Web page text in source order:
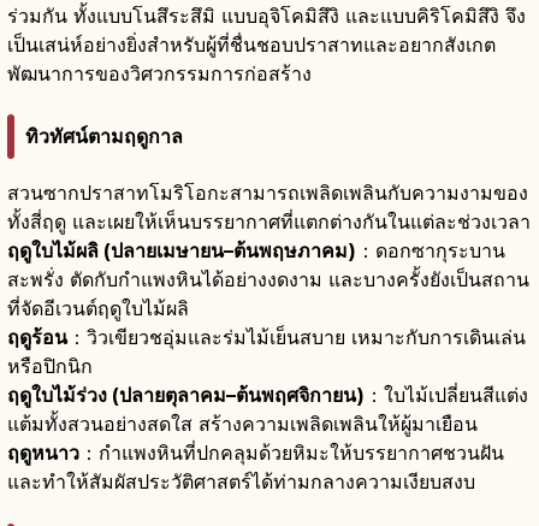
ร่วมกัน ทั้งแบบโนสึระสึมิ แบบอุจิโคมิสึงิ และแบบคิริโคมิสึงิ จึง
เป็นเสน่ห์อย่างยิ่งสำหรับผู้ที่ชื่นชอบปราสาทและอยากสังเกต
พัฒนาการของวิศวกรรมการก่อสร้าง
ทิวทัศน์ตามฤดูกาล
สวนซากปราสาทโมริโอกะสามารถเพลิดเพลินกับความงามของ
ทั้งสี่ฤดู และเผยให้เห็นบรรยากาศที่แตกต่างกันในแต่ละช่วงเวลา
ฤดูใบไม้ผลิ (ปลายเมษายน–ต้นพฤษภาคม) ：ดอกซากุระบาน
สะพรั่ง ตัดกับกำแพงหินได้อย่างงดงาม และบางครั้งยังเป็นสถาน
ที่จัดอีเวนต์ฤดูใบไม้ผลิ
ฤดูร้อน：วิวเขียวชอุ่มและร่มไม้เย็นสบาย เหมาะกับการเดินเล่น
หรือปิกนิก
ฤดูใบไม้ร่วง (ปลายตุลาคม–ต้นพฤศจิกายน) ：ใบไม้เปลี่ยนสีแต่ง
แต้มทั้งสวนอย่างสดใส สร้างความเพลิดเพลินให้ผู้มาเยือน
ฤดูหนาว ：กำแพงหินที่ปกคลุมด้วยหิมะให้บรรยากาศชวนฝัน
และทำให้สัมผัสประวัติศาสตร์ได้ท่ามกลางความเงียบสงบ